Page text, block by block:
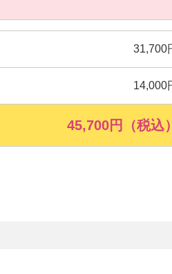
31,700
14,000
45,700円（税込）